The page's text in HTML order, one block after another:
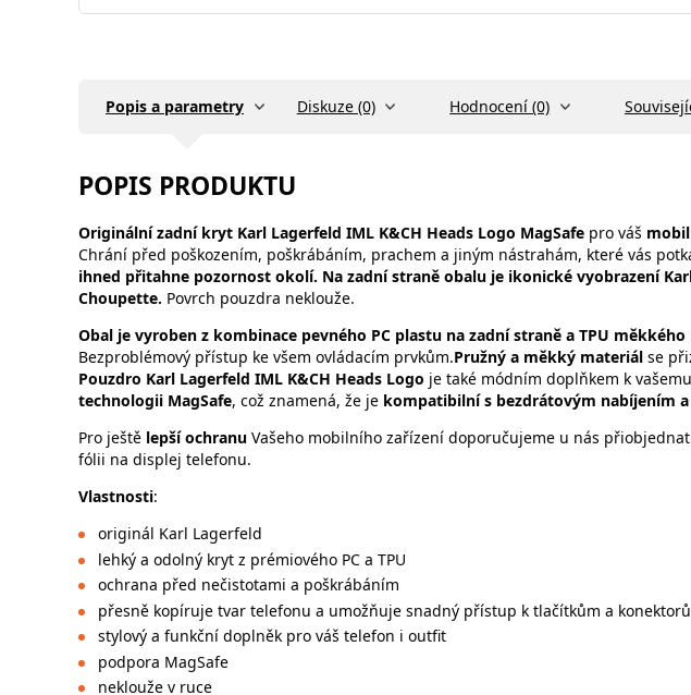
Popis a parametry Diskuze (0) Hodnocení (0)
POPIS PRODUKTU
Originální zadní kryt Karl Lagerfeld IML K&CH Heads Logo MagSafe pro váš
Chrání před poškozením, poškrábáním, prachem a jiným nástrahám, které vás
ihned přitahne pozornost okolí. Na zadní straně obalu je ikonické vyobrazení
Choupette. Povrch pouzdra neklouže.
Obal je vyroben z kombinace pevného PC plastu na zadní straně a TPU
Bezproblémový přístup ke všem ovládacím prvkům.Pružný a měkký materiál se
Pouzdro Karl Lagerfeld IML K&CH Heads Logo je také módním doplňkem k
technologii MagSafe, což znamená, že je kompatibilní s bezdrátovým nabíjením
Pro ještě lepší ochranu Vašeho mobilního zařízení doporučujeme u nás
fólii na displej telefonu.
Vlastnosti:
originál Karl Lagerfeld
lehký a odolný kryt z prémiového PC a TPU
ochrana před nečistotami a poškrábáním
přesně kopíruje tvar telefonu a umožňuje snadný přístup k tlačítkům a
stylový a funkční doplněk pro váš telefon i outfit
podpora MagSafe
neklouže v ruce